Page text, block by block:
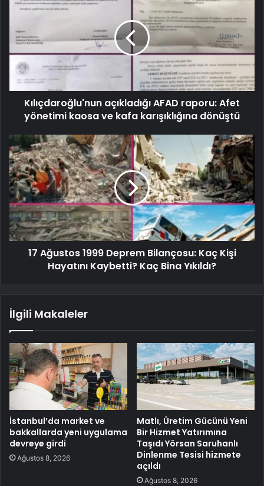
Kılıçdaroğlu'nun açıkladığı AFAD raporu: Afet
yönetimi kaosa ve kafa karışıklığına dönüştü
17 Ağustos 1999 Deprem Bilançosu: Kaç Kişi
Hayatını Kaybetti? Kaç Bina Yıkıldı?
İlgili Makaleler
İstanbul’da market ve
bakkallarda yeni uygulama
devreye girdi
Ağustos 8, 2026
Matlı, Üretim Gücünü Yeni
Bir Hizmet Yatırımına
Taşıdı Yörsan Saruhanlı
Dinlenme Tesisi hizmete
açıldı
Ağustos 8, 2026